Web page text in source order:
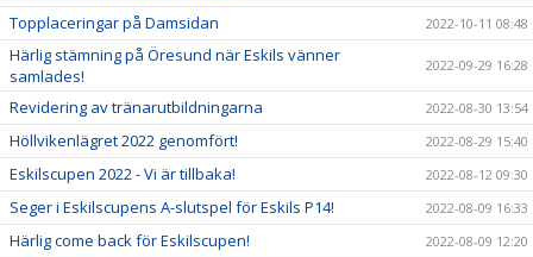
Topplaceringar på Damsidan 2022-10-11 08:48
Härlig stämning på Öresund när Eskils vänner
samlades!
2022-09-29 16:28
Revidering av tränarutbildningarna 2022-08-30 13:54
Höllvikenlägret 2022 genomfört! 2022-08-29 15:40
Eskilscupen 2022 - Vi är tillbaka! 2022-08-12 09:30
Seger i Eskilscupens A-slutspel för Eskils P14! 2022-08-09 16:33
Härlig come back för Eskilscupen! 2022-08-09 12:20